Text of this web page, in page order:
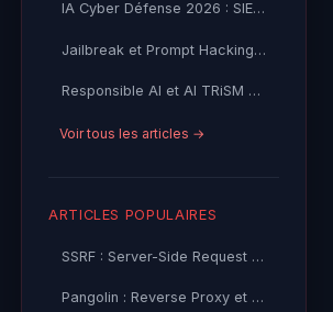
IA Cyber Défense 2026 : SIEM Augmenté et Playbooks
Jailbreak et Prompt Hacking LLM 2026 : Guide Complet
Responsible AI et AI TRiSM 2026 : Framework Gartner
Voir tous les articles →
ARTICLES POPULAIRES
SSRF : Server-Side Request Forgery — Exploitation Avancée
Pangolin : Reverse Proxy et Tunnel Self-Hosted — Guide